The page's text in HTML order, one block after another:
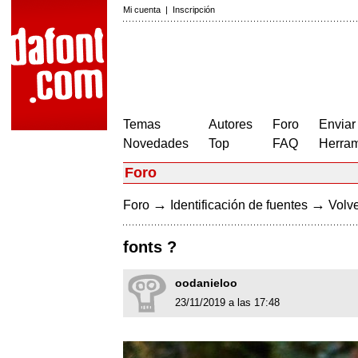
Mi cuenta | Inscripción
Temas
Novedades
Autores
Top
Foro
FAQ
Foro
Foro → Identificación de fuentes →
fonts ?
oodanieloo
23/11/2019 a las 17:48